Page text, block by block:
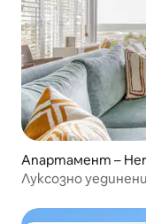
Апартамент –
Луксозно